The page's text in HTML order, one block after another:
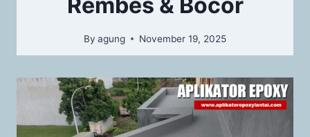
By agung November 19, 2025